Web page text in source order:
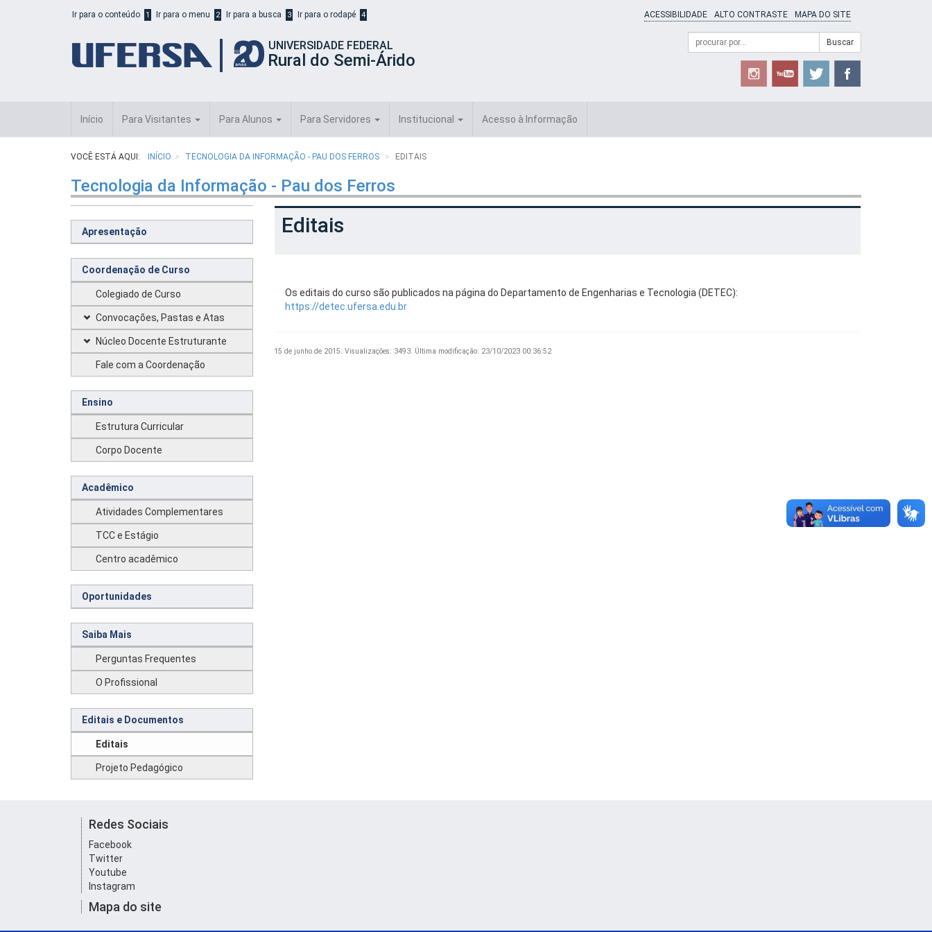
Ir para o conteúdo 1 Ir para o menu 2 Ir para a busca 3 Ir para o rodapé 4 ACESSIBILIDADE ALTO CONTRASTE MAPA DO SITE
UNIVERSIDADE FEDERAL
Rural do Semi-Árido
Formulário
Campo
de
Buscar
Início Para Visitantes Para Alunos Para Servidores Institucional Acesso à Informação
VOCÊ ESTÁ AQUI: INÍCIO TECNOLOGIA DA INFORMAÇÃO - PAU DOS FERROS EDITAIS
Tecnologia da Informação - Pau dos Ferros
Apresentação
Coordenação de Curso
Colegiado de Curso
Convocações, Pastas e Atas
Núcleo Docente Estruturante
Fale com a Coordenação
Ensino
Estrutura Curricular
Corpo Docente
Acadêmico
Atividades Complementares
TCC e Estágio
Centro acadêmico
Oportunidades
Saiba Mais
Perguntas Frequentes
O Profissional
Editais e Documentos
Editais
Projeto Pedagógico
Editais
Os editais do curso são publicados na página do Departamento de Engenharias e Tecnologia (DETEC):
https://detec.ufersa.edu.br
15 de junho de 2015. Visualizações: 3493. Última modificação: 23/10/2023 00:36:52
Redes Sociais
Facebook
Twitter
Youtube
Instagram
Mapa do site